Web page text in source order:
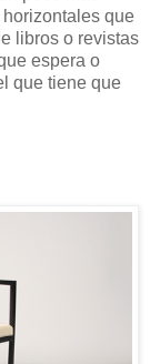
que
libros o revistas
espera o
que tiene que